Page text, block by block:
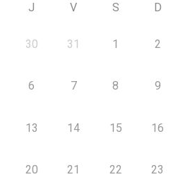
J V S D
30 31 1 2
6 7 8 9
13 14 15 16
20 21 22 23